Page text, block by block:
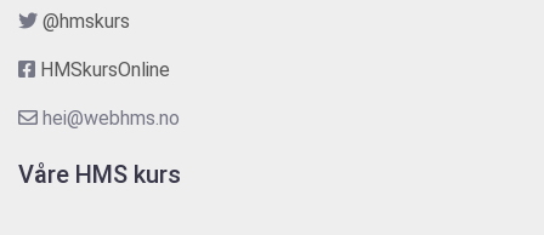
@hmskurs
HMSkursOnline
hei@webhms.no
Våre HMS kurs